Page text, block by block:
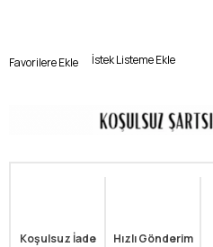
Favorilere Ekle İstek Listeme Ekle
Koşulsuz İade Hızlı Gönderim